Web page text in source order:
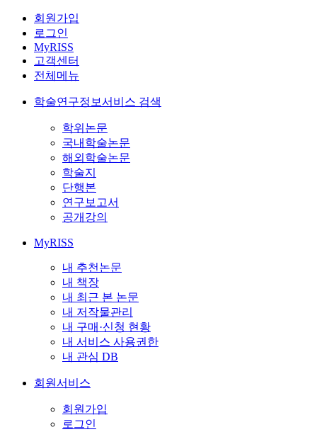
회원가입
로그인
MyRISS
고객센터
전체메뉴
학술연구정보서비스 검색
학위논문
국내학술논문
해외학술논문
학술지
단행본
연구보고서
공개강의
MyRISS
내 추천논문
내 책장
내 최근 본 논문
내 저작물관리
내 구매·신청 현황
내 서비스 사용권한
내 관심 DB
회원서비스
회원가입
로그인